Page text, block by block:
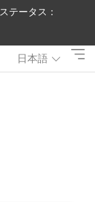
テータス：
日本語